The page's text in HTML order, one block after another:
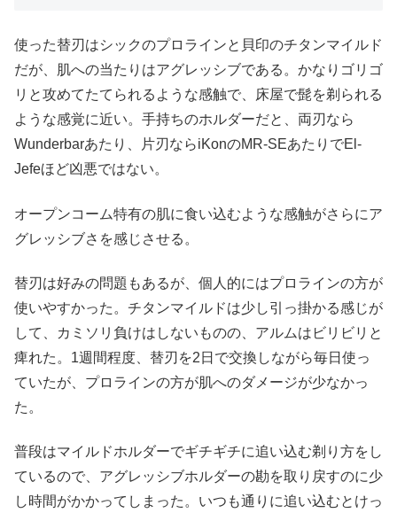
使った替刃はシックのプロラインと貝印のチタンマイルド
だが、肌への当たりはアグレッシブである。かなりゴリゴ
リと攻めてたてられるような感触で、床屋で髭を剃られる
ような感覚に近い。手持ちのホルダーだと、両刃なら
Wunderbarあたり、片刃ならiKonのMR-SEあたりでEl-
Jefeほど凶悪ではない。
オープンコーム特有の肌に食い込むような感触がさらにア
グレッシブさを感じさせる。
替刃は好みの問題もあるが、個人的にはプロラインの方が
使いやすかった。チタンマイルドは少し引っ掛かる感じが
して、カミソリ負けはしないものの、アルムはビリビリと
痺れた。1週間程度、替刃を2日で交換しながら毎日使っ
ていたが、プロラインの方が肌へのダメージが少なかっ
た。
普段はマイルドホルダーでギチギチに追い込む剃り方をし
ているので、アグレッシブホルダーの勘を取り戻すのに少
し時間がかかってしまった。いつも通りに追い込むとけっ